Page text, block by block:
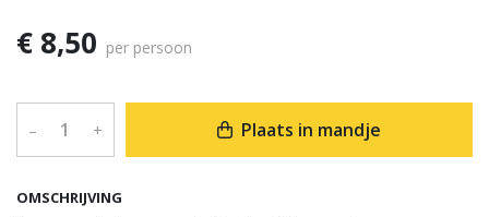
OMSCHRIJVING
€ 8,50 per persoon
– + Plaats in mandje